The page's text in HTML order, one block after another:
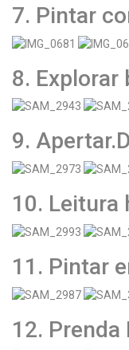
7. Pintar
8. Explorar
9.
10. Leitura
11. Pintar
12. Prenda